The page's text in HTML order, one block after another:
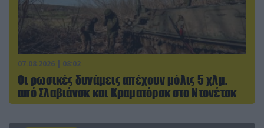
07.08.2026 | 08:02
Οι ρωσικές δυνάμεις απέχουν μόλις 5 χλμ.
από Σλαβιάνσκ και Κραματόρσκ στο Ντονέτσκ